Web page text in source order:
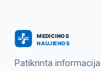
Patikrinta